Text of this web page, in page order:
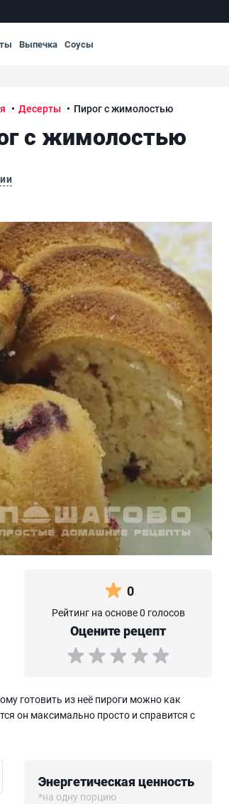
Выпечка Соусы
Десерты Пирог с жимолостью
с жимолостью
0
Рейтинг на основе 0 голосов
Оцените рецепт
готовить из неё пироги можно как
он максимально просто и справится с
Энергетическая ценность
*на одну порцию